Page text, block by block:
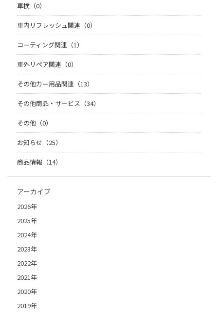
車検（0）
車内リフレッシュ関連（0）
コーティング関連（1）
車外リペア関連（0）
その他カー用品関連（13）
その他商品・サービス（34）
その他（0）
お知らせ（25）
商品情報（14）
アーカイブ
2026年
2025年
2024年
2023年
2022年
2021年
2020年
2019年